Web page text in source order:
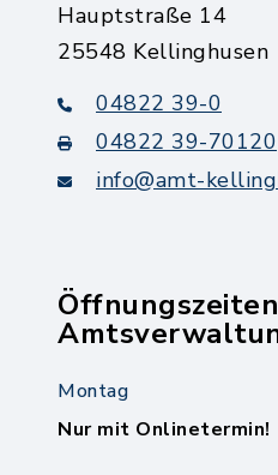
Hauptstraße 14
25548 Kellinghusen
04822 39-0
04822 39-70120
info@amt-
Öffnungszeiten
Montag
Nur mit Onlinetermin!